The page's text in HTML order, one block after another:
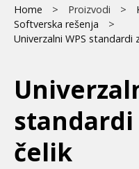
Main
menu
Breadcrumb
Home Proizvodi
Softverska rešenja
Univerzalni WPS standardi
čelik